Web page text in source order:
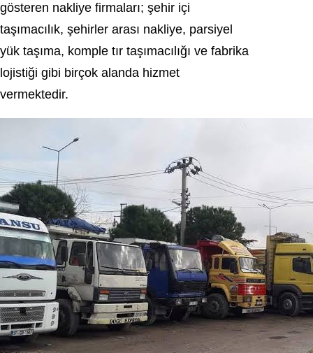
gösteren nakliye firmaları; şehir içi
taşımacılık, şehirler arası nakliye, parsiyel
yük taşıma, komple tır taşımacılığı ve fabrika
lojistiği gibi birçok alanda hizmet
vermektedir.